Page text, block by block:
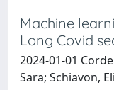
Machine
Long Covid
2024-01-01
Sara; Schiavon,